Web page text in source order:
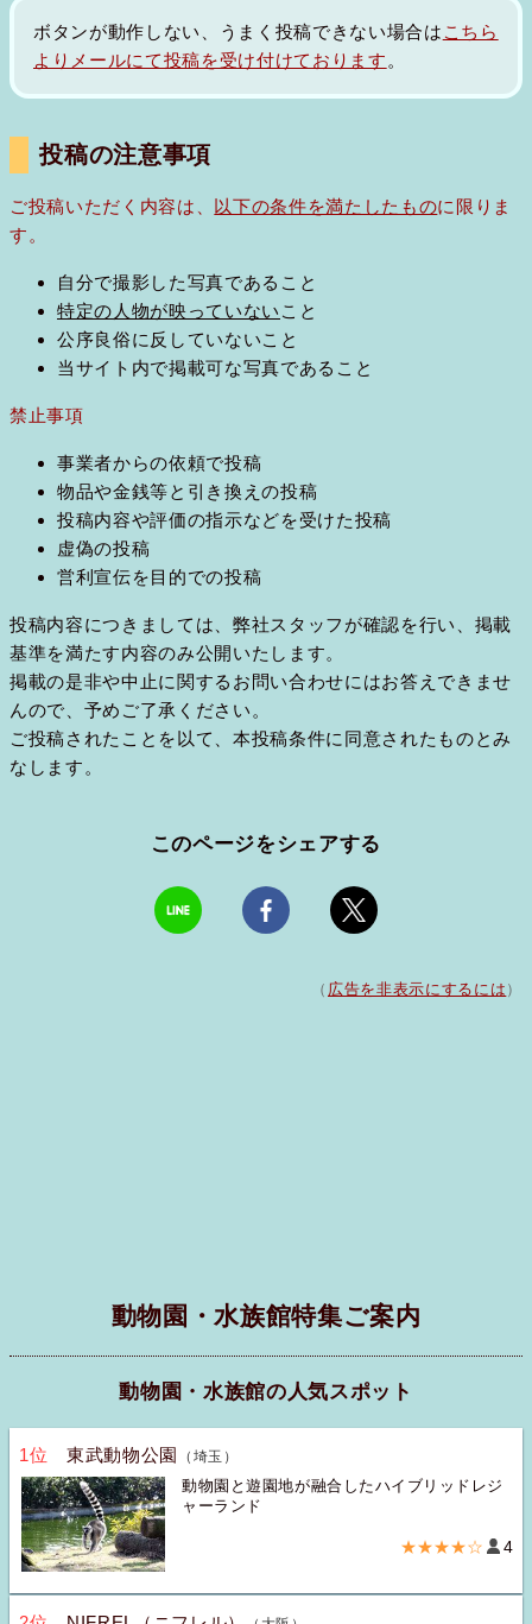
ボタンが動作しない、うまく投稿できない場合は こちら
よりメールにて投稿を受け付けております 。
投稿の注意事項
ご投稿いただく内容は、 以下の条件を満たしたものに限りま
す。
自分で撮影した写真であること
特定の人物が映っていない こと
公序良俗に反していないこと
当サイト内で掲載可な写真であること
禁止事項
事業者からの依頼で投稿
物品や金銭等と引き換えの投稿
投稿内容や評価の指示などを受けた投稿
虚偽の投稿
営利宣伝を目的での投稿
投稿内容につきましては、弊社スタッフが確認を行い、掲載
基準を満たす内容のみ公開いたします。
掲載の是非や中止に関するお問い合わせにはお答えできませ
んので、予めご了承ください。
ご投稿されたことを以て、本投稿条件に同意されたものとみ
なします。
このページをシェアする
（ 広告を非表示にするには ）
動物園・水族館特集ご案内
動物園・水族館の人気スポット
1位 東武動物公園
（埼玉）
動物園と遊園地が融合したハイブリッドレジ
ャーランド
★★★★☆ 4